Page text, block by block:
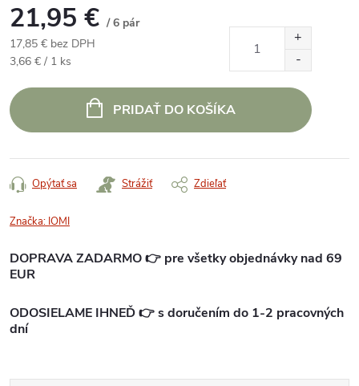
21,95 € / 6 pár
17,85 € bez DPH
Jednotková
3,66 € / 1 ks
PRIDAŤ DO KOŠÍKA
Opýtať sa Strážiť Zdieľať
Značka: IOMI
DOPRAVA ZADARMO 👉 pre všetky objednávky nad 69
EUR
ODOSIELAME IHNEĎ 👉 s doručením do 1-2 pracovných
dní